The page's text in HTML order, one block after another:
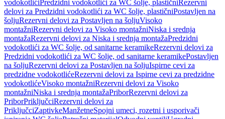
vodokotlićiPredzidni vodokotlići za WC šolje, plastičniRezervni
delovi za Predzidni vodokotlići za WC šolje, plastičniPostavljen na
šoljuRezervni delovi za Postavljen na šoljuVisoko
montažniRezervni delovi za Visoko montažniNiska i srednja
montažaRezervni delovi za Niska i srednja montažaPredzidni
vodokotlići za WC šolje, od sanitarne keramikeRezervni delovi za
Predzidni vodokotlići za WC šolje, od sanitarne keramikePostavljen
na šoljuRezervni delovi za Postavljen na šoljuIspirne cevi za
predzidne vodokotlićeRezervni delovi za Ispirne cevi za predzidne
vodokotlićeVisoko montažniRezervni delovi za Visoko
montažniNiska i srednja montažaPriborRezervni delovi za
PriborPriključciRezervni delovi za
PriključciZaptivkeManžetneSpojni umeci, rozetni i usporivači